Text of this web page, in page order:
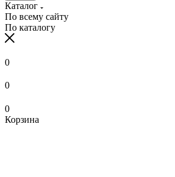
Каталог
По всему сайту
По каталогу
0
0
0
Корзина